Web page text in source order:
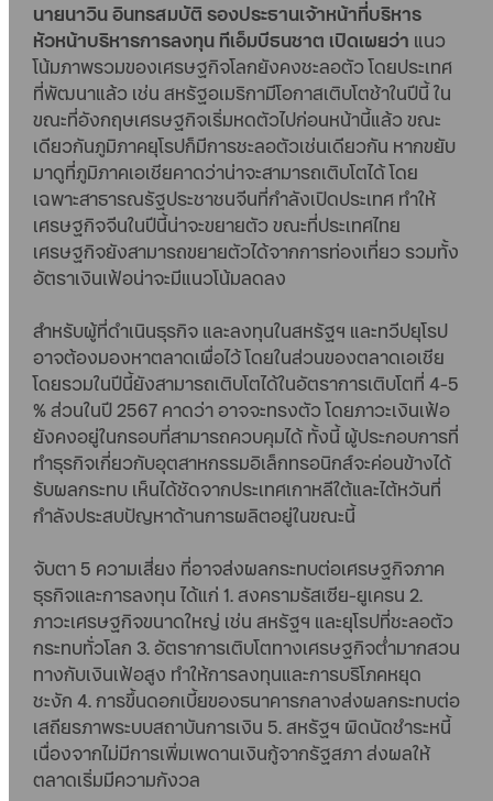
นายนาวิน อินทรสมบัติ รองประธานเจ้าหน้าที่บริหาร
หัวหน้าบริหารการลงทุน ทีเอ็มบีธนชาต เปิดเผยว่า แนว
โน้มภาพรวมของเศรษฐกิจโลกยังคงชะลอตัว โดยประเทศ
ที่พัฒนาแล้ว เช่น สหรัฐอเมริกามีโอกาสเติบโตช้าในปีนี้ ใน
ขณะที่อังกฤษเศรษฐกิจเริ่มหดตัวไปก่อนหน้านี้แล้ว ขณะ
เดียวกันภูมิภาคยุโรปก็มีการชะลอตัวเช่นเดียวกัน หากขยับ
มาดูที่ภูมิภาคเอเชียคาดว่าน่าจะสามารถเติบโตได้ โดย
เฉพาะสาธารณรัฐประชาชนจีนที่กำลังเปิดประเทศ ทำให้
เศรษฐกิจจีนในปีนี้น่าจะขยายตัว ขณะที่ประเทศไทย
เศรษฐกิจยังสามารถขยายตัวได้จากการท่องเที่ยว รวมทั้ง
อัตราเงินเฟ้อน่าจะมีแนวโน้มลดลง
สำหรับผู้ที่ดำเนินธุรกิจ และลงทุนในสหรัฐฯ และทวีปยุโรป
อาจต้องมองหาตลาดเผื่อไว้ โดยในส่วนของตลาดเอเชีย
โดยรวมในปีนี้ยังสามารถเติบโตได้ในอัตราการเติบโตที่ 4-5
% ส่วนในปี 2567 คาดว่า อาจจะทรงตัว โดยภาวะเงินเฟ้อ
ยังคงอยู่ในกรอบที่สามารถควบคุมได้ ทั้งนี้ ผู้ประกอบการที่
ทำธุรกิจเกี่ยวกับอุตสาหกรรมอิเล็กทรอนิกส์จะค่อนข้างได้
รับผลกระทบ เห็นได้ชัดจากประเทศเกาหลีใต้และไต้หวันที่
กำลังประสบปัญหาด้านการผลิตอยู่ในขณะนี้
จับตา 5 ความเสี่ยง ที่อาจส่งผลกระทบต่อเศรษฐกิจภาค
ธุรกิจและการลงทุน ได้แก่ 1. สงครามรัสเซีย-ยูเครน 2.
ภาวะเศรษฐกิจขนาดใหญ่ เช่น สหรัฐฯ และยุโรปที่ชะลอตัว
กระทบทั่วโลก 3. อัตราการเติบโตทางเศรษฐกิจต่ำมากสวน
ทางกับเงินเฟ้อสูง ทำให้การลงทุนและการบริโภคหยุด
ชะงัก 4. การขึ้นดอกเบี้ยของธนาคารกลางส่งผลกระทบต่อ
เสถียรภาพระบบสถาบันการเงิน 5. สหรัฐฯ ผิดนัดชำระหนี้
เนื่องจากไม่มีการเพิ่มเพดานเงินกู้จากรัฐสภา ส่งผลให้
ตลาดเริ่มมีความกังวล